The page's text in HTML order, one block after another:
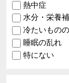
熱中症
水分・栄養
冷たいもの
睡眠の乱れ
特にない